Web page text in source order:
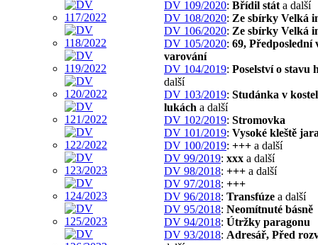
DV 109/2020: Břídil stát a další
DV 108/2020: Ze sbírky Velká
DV 106/2020: Ze sbírky Velká
DV 105/2020: 69, Předposlední
varování
DV 104/2019: Poselství o stavu
další
DV 103/2019: Studánka v
lukách a další
DV 102/2019: Stromovka
DV 101/2019: Vysoké kleště
DV 100/2019: +++ a další
DV 99/2019: xxx a další
DV 98/2018: +++ a další
DV 97/2018: +++
DV 96/2018: Transfúze a další
DV 95/2018: Neomítnuté básně
DV 94/2018: Útržky paragonu
DV 93/2018: Adresář, Před